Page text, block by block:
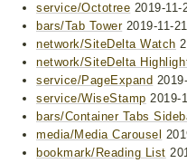
service/Octotree 2019-11-
bars/Tab Tower2019-11-
network/SiteDelta Watch
network/SiteDelta
service/PageExpand
service/WiseStamp 2019-
bars/Container Tabs
media/Media Carousel
bookmark/Reading List